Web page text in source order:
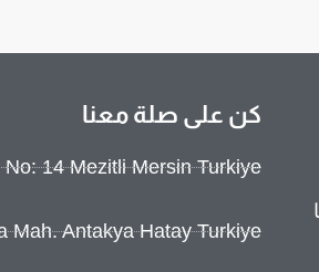
كن على صلة معنا
14 Mezitli Mersin Turkiye
Mah. Antakya Hatay Turkiye